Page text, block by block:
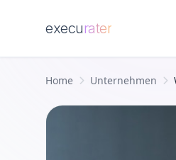
execurater
Home Unternehmen